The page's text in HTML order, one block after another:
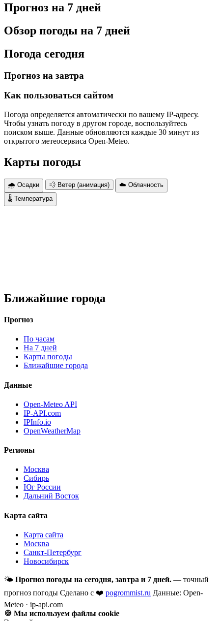
Прогноз на 7 дней
Обзор погоды на 7 дней
Погода сегодня
Прогноз на завтра
Как пользоваться сайтом
Погода определяется автоматически по вашему IP-адресу.
Чтобы узнать погоду в другом городе, воспользуйтесь
поиском выше. Данные обновляются каждые 30 минут из
открытого метеосервиса Open-Meteo.
Карты погоды
🌧 Осадки 💨 Ветер (анимация)
☁️ Облачность
🌡 Температура
Ближайшие города
Прогноз
По часам
На 7 дней
Карты погоды
Ближайшие города
Данные
Open-Meteo API
IP-API.com
IPInfo.io
OpenWeatherMap
Регионы
Москва
Сибирь
Юг России
Дальний Восток
Карта сайта
Карта сайта
Москва
Санкт-Петербург
Новосибирск
🌤 Прогноз погоды на сегодня, завтра и 7 дней. — точный
прогноз погоды Сделано с ❤️ pogrommist.ru Данные: Open-
Meteo · ip-api.com
🍪 Мы используем файлы cookie